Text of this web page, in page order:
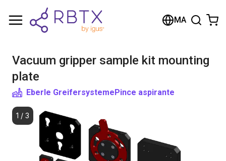
MA
Vacuum gripper sample kit mounting
plate
Eberle GreifersystemePince aspirante
1 / 3
Shopping Cart
Browse the shop